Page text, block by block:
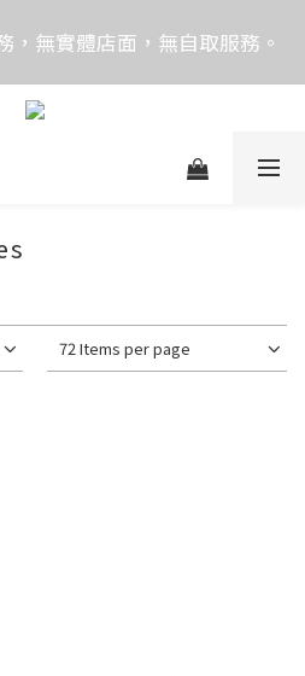
！歡迎大量採購，由專人提供
報價。
，無實體店面，無自取服務。
無法正常接聽來電，請改播
72 Items per page